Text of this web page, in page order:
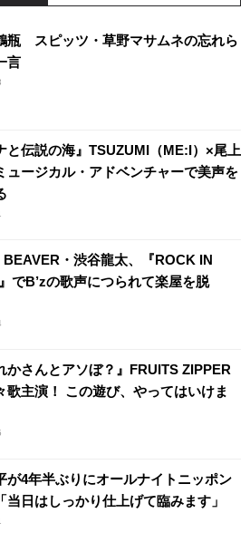
瓶 スピッツ・草野マサムネの忘れら
言
と伝説の海』TSUZUMI（ME:I）×尾上
ュージカル・アドベンチャーで美声を
BEAVER・渋谷龍太、『ROCK IN
でB’zの歌声につられて楽屋を脱
かさんとアソぼ？』FRUITS ZIPPER
歌主演！ この遊び、やってはいけま
が4年半ぶりにオールナイトニッポン
当日はしっかり仕上げて臨みます」